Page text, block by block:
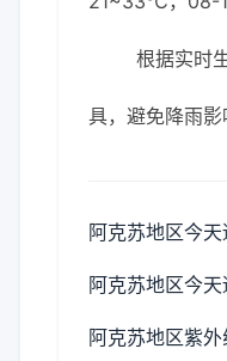
根据实时
具，避免降雨影
阿克苏地区今天
阿克苏地区今天
阿克苏地区紫外